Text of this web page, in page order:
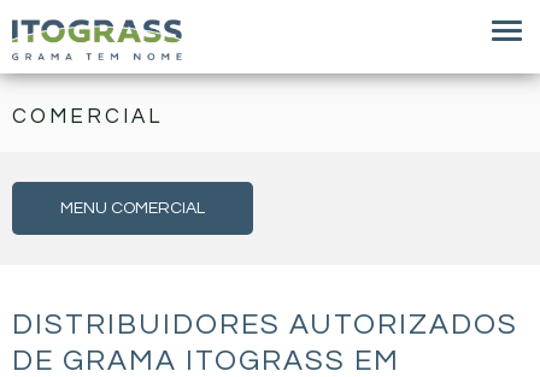
COMERCIAL
MENU COMERCIAL
DISTRIBUIDORES AUTORIZADOS
DE GRAMA ITOGRASS EM